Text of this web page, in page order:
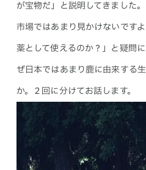
が宝物だ」と説明してきました
市場ではあまり見かけないです
薬として使えるのか？」と疑問
ぜ日本ではあまり鹿に由来する
か。２回に分けてお話します。